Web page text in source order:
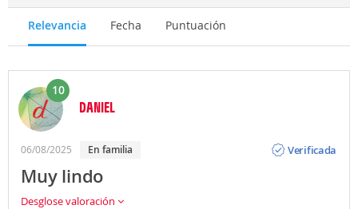
Relevancia Fecha Puntuación
10
DANIEL
06/08/2025 En familia
Verificada
Muy lindo
Desglose valoración